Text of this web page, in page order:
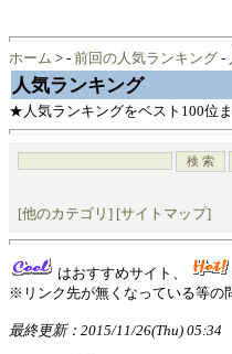
ホーム > - 前回の人気ランキング -
人気ランキング
★人気ランキングをベスト100位
[他のカテゴリ ] [サイトマップ]
はおすすめサイト、
※リンク先が無くなっている等の
最終更新：2015/11/26(Thu) 05:34